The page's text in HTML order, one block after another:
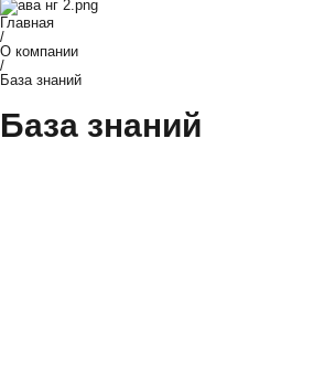
Главная
/
О компании
/
База знаний
База знаний